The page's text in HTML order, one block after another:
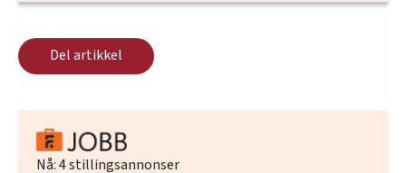
Del artikkel
Nå:4stillingsannonser